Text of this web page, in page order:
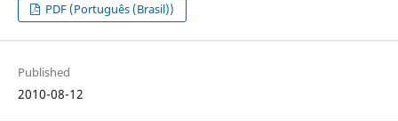
PDF (Português (Brasil))
Published
2010-08-12